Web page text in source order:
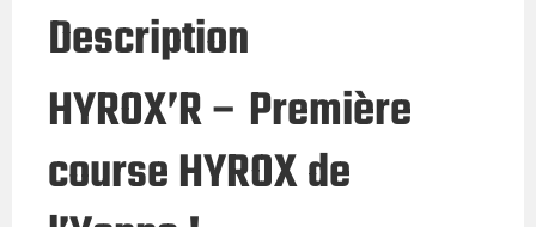
Description
HYROX’R – Première
course HYROX de